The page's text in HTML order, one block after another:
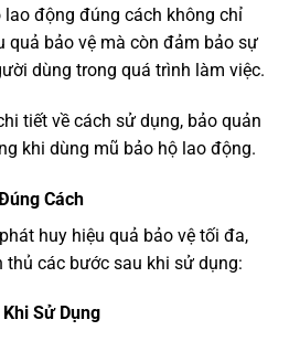
động đúng cách không chỉ
quả bảo vệ mà còn đảm bảo sự
dùng trong quá trình làm việc.
tiết về cách sử dụng, bảo quản
khi dùng mũ bảo hộ lao động.
Cách
huy hiệu quả bảo vệ tối đa,
các bước sau khi sử dụng:
Sử Dụng